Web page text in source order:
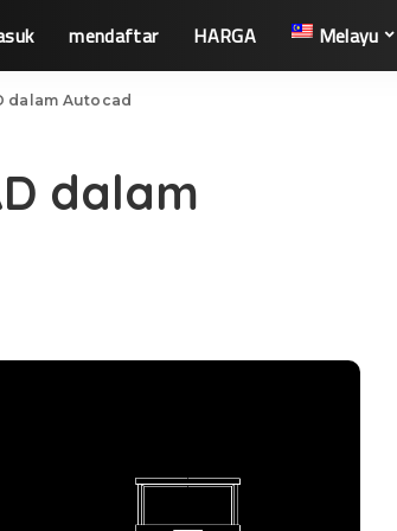
mendaftar HARGA Melayu
dalam Autocad
dalam